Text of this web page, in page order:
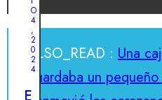
ALSO_READ : Una
guardaba un
e
d
n
i
U
n
O
4
,
2
0
2
4